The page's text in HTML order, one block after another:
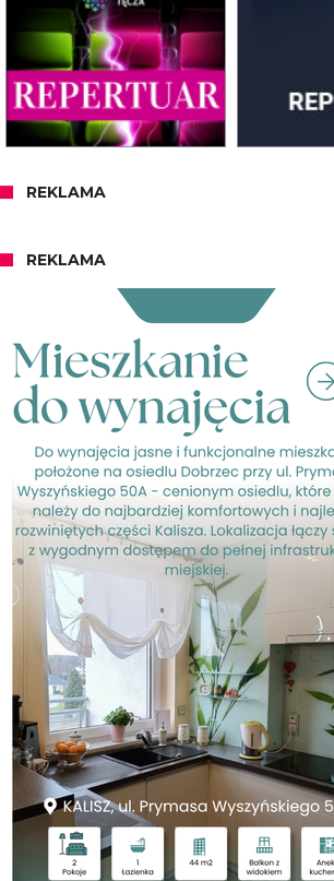
REKLAMA
REKLAMA